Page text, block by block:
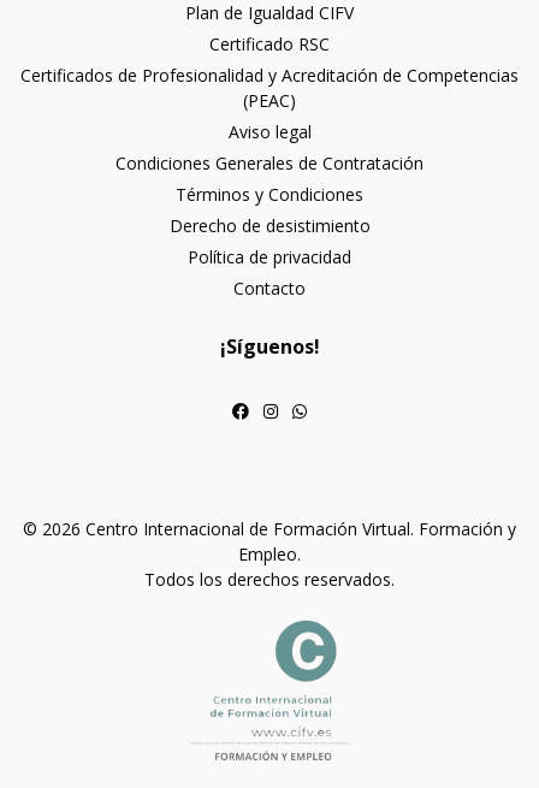
Plan de Igualdad CIFV
Certificado RSC
Certificados de Profesionalidad y Acreditación de Competencias
(PEAC)
Aviso legal
Condiciones Generales de Contratación
Términos y Condiciones
Derecho de desistimiento
Política de privacidad
Contacto
¡Síguenos!
© 2026 Centro Internacional de Formación Virtual. Formación y
Empleo.
Todos los derechos reservados.